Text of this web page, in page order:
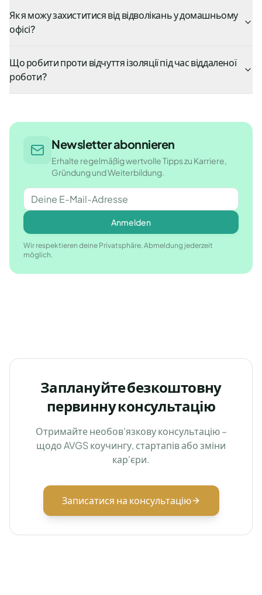
Як я можу захиститися від відволікань у домашньому
офісі?
Що робити проти відчуття ізоляції під час віддаленої
роботи?
Newsletter abonnieren
Erhalte regelmäßig wertvolle Tipps zu Karriere,
Gründung und Weiterbildung.
Anmelden
Wir respektieren deine Privatsphäre. Abmeldung jederzeit
möglich.
Заплануйте безкоштовну
первинну консультацію
Отримайте необов'язкову консультацію –
щодо AVGS коучингу, стартапів або зміни
кар'єри.
Записатися на консультацію